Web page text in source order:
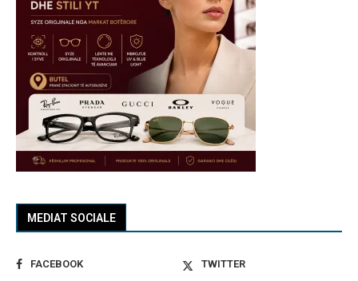
MEDIAT SOCIALE
FACEBOOK
TWITTER